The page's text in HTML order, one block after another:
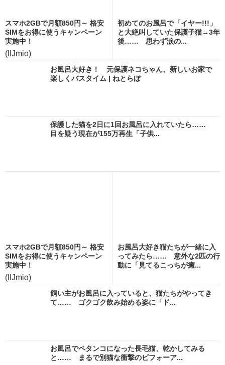
スマホ2GBで月額850円～ 格安
SIMをお得に使うキャンペーン
実施中！
(IIJmio)
初めてのお風呂で「イヤー!!!」
と大絶叫していた保護子猫→3年
後…… 思わず涙の...
お風呂大好き！ 元保護ネコちゃん、新しいお家で
楽しくバスタイム | ねとらぼ
保護した猫を2日に1回お風呂に入れていたら……
目を疑う現在が155万再生「子供...
スマホ2GBで月額850円～ 格安
SIMをお得に使うキャンペーン
実施中！
(IIJmio)
お風呂大好き猫たちが一緒に入
ってみたら…… 意外な2匹の行
動に「見てるこっちが癒...
飼い主がお風呂に入っていると、猫たちがやってき
て…… ゴクゴク飲み始める姿に「ド...
お風呂でペタンコになった長毛猫、乾かしてみる
と…… まるで別猫な衝撃のビフォーア...